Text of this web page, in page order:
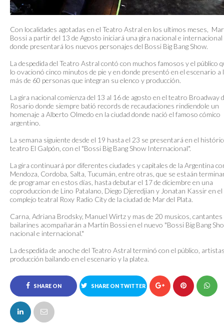
Con localidades agotadas en el Teatro Astral en los ultimos meses,
Bossi a partir del 13 de Agosto iniciará una gira nacional e internacional
donde presentará los nuevos personajes del Bossi Big Bang Show.
La despedida del Teatro Astral contó con muchos famosos y el público
lo ovacionó cinco minutos de pie y en donde presentó en el escenario a
más de 60 personas que integran su elenco y producción.
La gira nacional comienza del 13 al 16 de agosto en el teatro Broadway
Rosario donde siempre batió records de recaudaciones rindiendole un
homenaje a Alberto Olmedo en la ciudad donde nació el famoso cómico
argentino.
La semana siguiente desde el 19 hasta el 23 se presentará en el
teatro El Galpón, con el "Bossi Big Bang Show Internacional".
La gira continuará por diferentes ciudades y capitales de la Argentina
Mendoza, Cordoba, Salta, Tucumán, entre otras, que se estaán
de programar en estos días, hasta debutar el 17 de diciembre en una
coproduccion de Lino Patalano, Diego Djeredjian y Jonatan Kassir en el
complejo teatral Roxy Radio City de la ciudad de Mar del Plata.
Carna, Adriana Brodsky, Manuel Wirtz y mas de 20 musicos, cantantes
bailarines acompañarán a Martín Bossi en el nuevo "Bossi Big Bang
nacional e internacional."
La despedida de anoche del Teatro Astral terminó con el público,
producción bailando en el escenario y la platea.
SHARE ON
FACEBOOK
SHARE ON TWITTER